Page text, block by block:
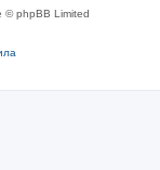
© phpBB Limited